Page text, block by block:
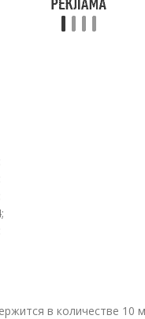
в количестве 10